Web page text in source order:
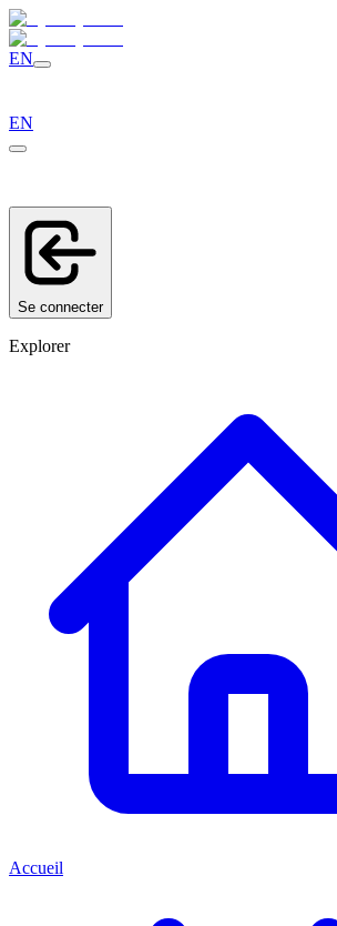
EN
EN
Se connecter
Explorer
Accueil